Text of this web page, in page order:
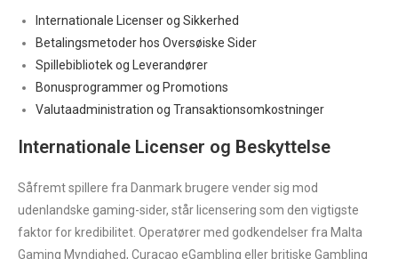
Internationale Licenser og Sikkerhed
Betalingsmetoder hos Oversøiske Sider
Spillebibliotek og Leverandører
Bonusprogrammer og Promotions
Valutaadministration og Transaktionsomkostninger
Internationale Licenser og Beskyttelse
Såfremt spillere fra Danmark brugere vender sig mod
udenlandske gaming-sider, står licensering som den vigtigste
faktor for kredibilitet. Operatører med godkendelser fra Malta
Gaming Myndighed, Curaçao eGambling eller britiske Gambling